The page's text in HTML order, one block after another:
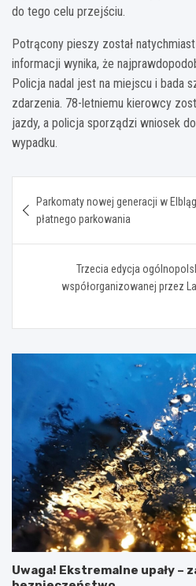
do tego celu przejściu.
Potrącony pieszy został
informacji wynika, że
Policja nadal jest na miejscu i bada
zdarzenia. 78-letniemu kierowcy
jazdy, a policja sporządzi wniosek
wypadku.
wpisu
Parkomaty nowej generacji w
płatnego parkowania
Trzecia edycja
współorganizowanej przez
Uwaga! Ekstremalne upały –